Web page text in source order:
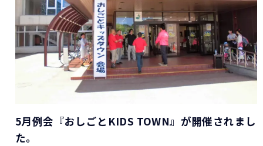
5月例会『おしごとKIDS TOWN』が開催されまし
た。